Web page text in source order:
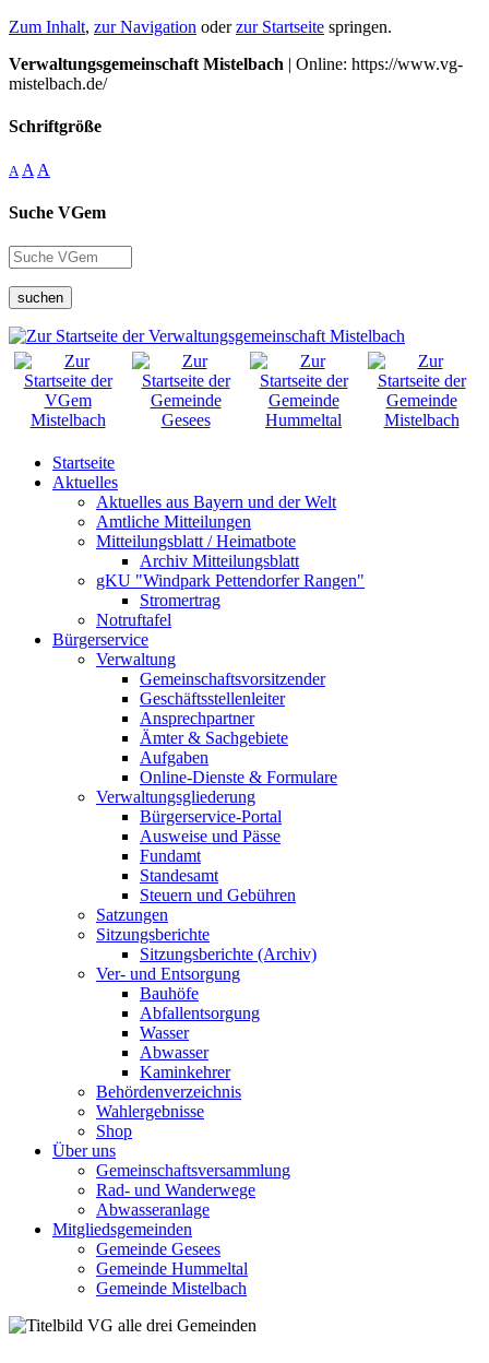
Zum Inhalt, zur Navigation oderzur Startseite springen.
Verwaltungsgemeinschaft Mistelbach | Online: https://www.vg-
mistelbach.de/
Schriftgröße
A A A
Suche VGem
suchen
Startseite
Aktuelles
Aktuelles aus Bayern und der Welt
Amtliche Mitteilungen
Mitteilungsblatt / Heimatbote
Archiv Mitteilungsblatt
gKU "Windpark Pettendorfer Rangen"
Stromertrag
Notruftafel
Bürgerservice
Verwaltung
Gemeinschaftsvorsitzender
Geschäftsstellenleiter
Ansprechpartner
Ämter & Sachgebiete
Aufgaben
Online-Dienste & Formulare
Verwaltungsgliederung
Bürgerservice-Portal
Ausweise und Pässe
Fundamt
Standesamt
Steuern und Gebühren
Satzungen
Sitzungsberichte
Sitzungsberichte (Archiv)
Ver- und Entsorgung
Bauhöfe
Abfallentsorgung
Wasser
Abwasser
Kaminkehrer
Behördenverzeichnis
Wahlergebnisse
Shop
Über uns
Gemeinschaftsversammlung
Rad- und Wanderwege
Abwasseranlage
Mitgliedsgemeinden
Gemeinde Gesees
Gemeinde Hummeltal
Gemeinde Mistelbach